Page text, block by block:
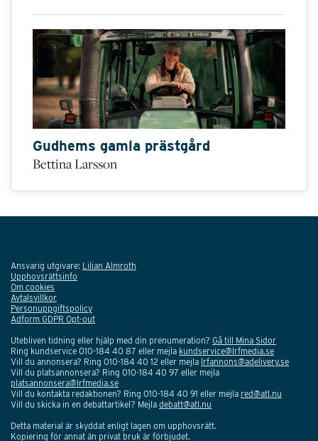
Gudhems gamla prästgård
Bettina Larsson
Ansvarig utgivare: Lilian Almroth
Upphovsrättsinfo
Om cookies
Avtalsvillkor
Personuppgiftspolicy
Adform GDPR Opt-out
Utebliven tidning eller hjälp med din prenumeration? Gå till Mina Sidor
Ring kundservice 010-184 40 87 eller mejla kundservice@lrfmedia.se
Vill du annonsera? Ring 010-184 40 12 eller mejla lrfannons@adelivery.se
Vill du platsannonsera? Ring 010-184 40 97 eller mejla
platsannonsera@lrfmedia.se
Vill du kontakta redaktionen? Ring 010-184 40 91 eller mejla red@atl.nu
Vill du skicka in en debattartikel? Mejla debatt@atl.nu
Detta material är skyddat enligt lagen om upphovsrätt.
Kopiering för annat än privat bruk är förbjudet.